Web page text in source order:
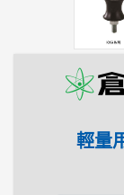
輕量